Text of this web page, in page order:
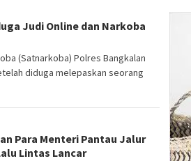
Judi Online dan Narkoba
(Satnarkoba) Polres Bangkalan
diduga melepaskan seorang
Para Menteri Pantau Jalur
Lintas Lancar